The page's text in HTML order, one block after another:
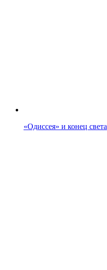
«Одиссея» и конец света